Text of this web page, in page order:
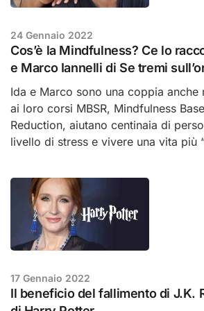
24 Gennaio 2022
Cos’è la Mindfulness? Ce lo
e Marco Iannelli di Se tremi
Ida e Marco sono una coppia
ai loro corsi MBSR, Mindfulness
Reduction, aiutano centinaia di
livello di stress e vivere una vita più
17 Gennaio 2022
Il beneficio del fallimento di J.K.